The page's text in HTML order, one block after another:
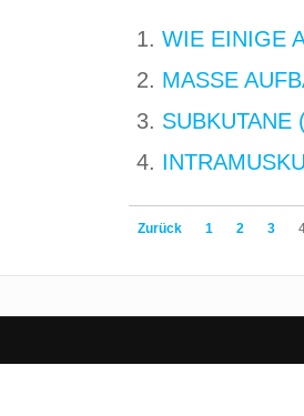
WIE EINIGE
MASSE
SUBKUTANE
Zurück 1 2 3